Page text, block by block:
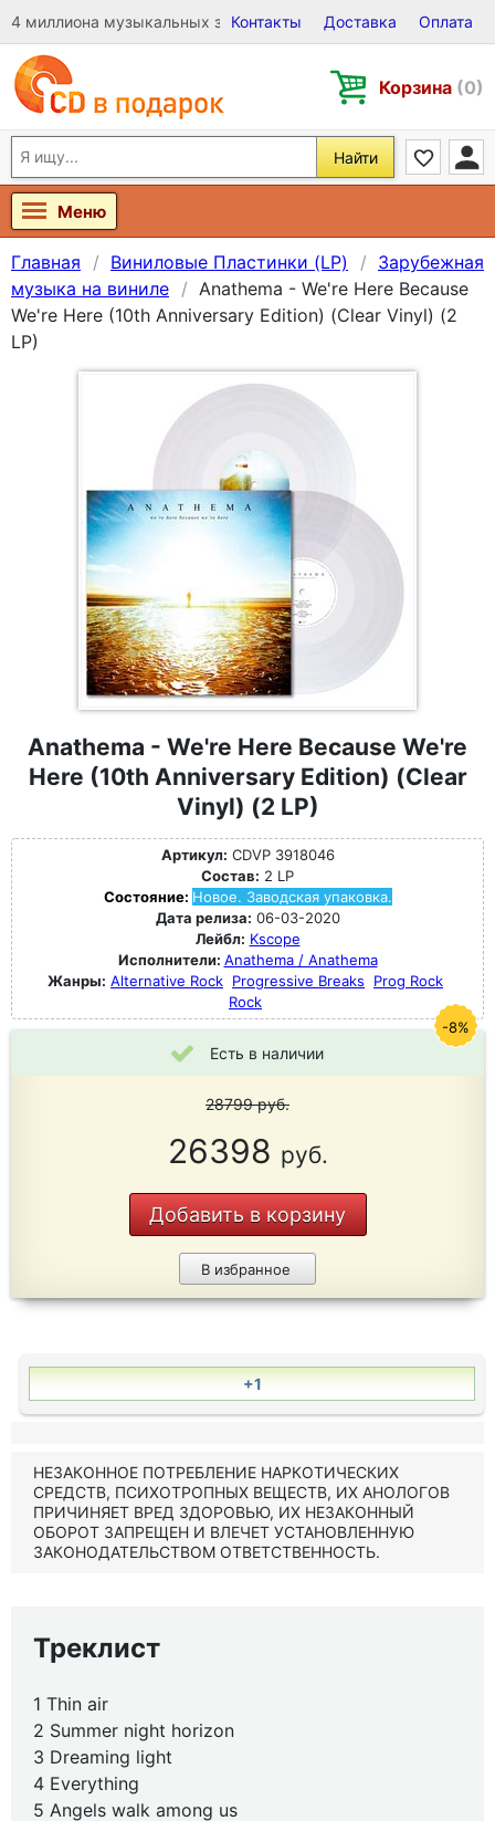
4 миллиона музыкальных записей на Виниле, CD и DVD
Контакты Доставка Оплата
Корзина (0)
Найти
Меню
Главная Виниловые Пластинки (LP)
Зарубежная
музыка на виниле
Anathema - We're Here Because
We're Here (10th Anniversary Edition) (Clear Vinyl) (2
LP)
Anathema - We're Here Because We're
Here (10th Anniversary Edition) (Clear
Vinyl) (2 LP)
Артикул: CDVP 3918046
Состав: 2 LP
Состояние: Новое. Заводская упаковка.
Дата релиза: 06-03-2020
Лейбл: Kscope
Исполнители: Anathema / Anathema
Жанры: Alternative Rock Progressive Breaks
Prog Rock
Rock
Есть в наличии
28799руб.
26398 руб.
Добавить в корзину
В избранное
-8%
+1
НЕЗАКОННОЕ ПОТРЕБЛЕНИЕ НАРКОТИЧЕСКИХ
СРЕДСТВ, ПСИХОТРОПНЫХ ВЕЩЕСТВ, ИХ АНОЛОГОВ
ПРИЧИНЯЕТ ВРЕД ЗДОРОВЬЮ, ИХ НЕЗАКОННЫЙ
ОБОРОТ ЗАПРЕЩЕН И ВЛЕЧЕТ УСТАНОВЛЕННУЮ
ЗАКОНОДАТЕЛЬСТВОМ ОТВЕТСТВЕННОСТЬ.
Треклист
1 Thin air
2 Summer night horizon
3 Dreaming light
4 Everything
5 Angels walk among us